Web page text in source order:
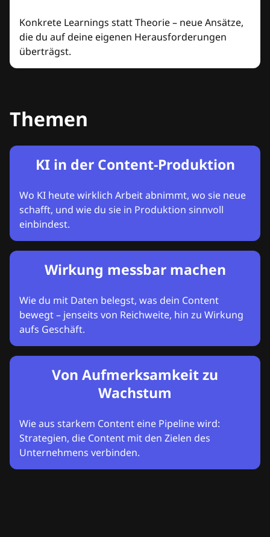
Konkrete Learnings statt Theorie – neue Ansätze,
die du auf deine eigenen Herausforderungen
überträgst.
Themen
KI in der Content-Produktion
Wo KI heute wirklich Arbeit abnimmt, wo sie neue
schafft, und wie du sie in Produktion sinnvoll
einbindest.
Wirkung messbar machen
Wie du mit Daten belegst, was dein Content
bewegt – jenseits von Reichweite, hin zu Wirkung
aufs Geschäft.
Von Aufmerksamkeit zu
Wachstum
Wie aus starkem Content eine Pipeline wird:
Strategien, die Content mit den Zielen des
Unternehmens verbinden.